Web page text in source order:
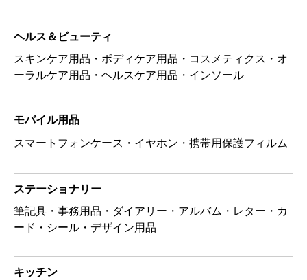
ヘルス＆ビューティ
スキンケア用品・ボディケア用品・コスメティクス・オ
ーラルケア用品・ヘルスケア用品・インソール
モバイル用品
スマートフォンケース・イヤホン・携帯用保護フィルム
ステーショナリー
筆記具・事務用品・ダイアリー・アルバム・レター・カ
ード・シール・デザイン用品
キッチン